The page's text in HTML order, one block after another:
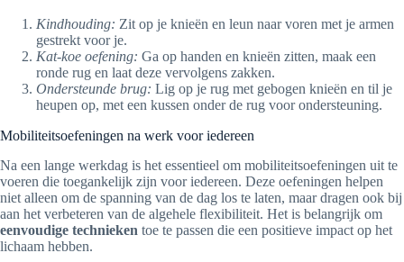
Kindhouding: Zit op je knieën en leun naar voren met je armen
gestrekt voor je.
Kat-koe oefening: Ga op handen en knieën zitten, maak een
ronde rug en laat deze vervolgens zakken.
Ondersteunde brug: Lig op je rug met gebogen knieën en til je
heupen op, met een kussen onder de rug voor ondersteuning.
Mobiliteitsoefeningen na werk voor iedereen
Na een lange werkdag is het essentieel om mobiliteitsoefeningen uit te
voeren die toegankelijk zijn voor iedereen. Deze oefeningen helpen
niet alleen om de spanning van de dag los te laten, maar dragen ook bij
aan het verbeteren van de algehele flexibiliteit. Het is belangrijk om
eenvoudige technieken toe te passen die een positieve impact op het
lichaam hebben.